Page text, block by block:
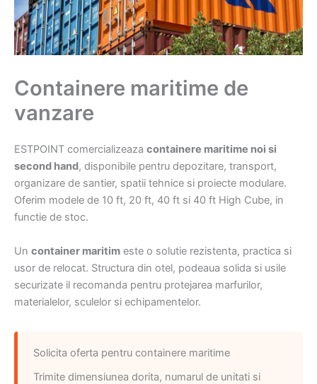
Containere maritime de
vanzare
ESTPOINT comercializeaza containere maritime noi si
second hand, disponibile pentru depozitare, transport,
organizare de santier, spatii tehnice si proiecte modulare.
Oferim modele de 10 ft, 20 ft, 40 ft si 40 ft High Cube, in
functie de stoc.
Un container maritim este o solutie rezistenta, practica si
usor de relocat. Structura din otel, podeaua solida si usile
securizate il recomanda pentru protejarea marfurilor,
materialelor, sculelor si echipamentelor.
Solicita oferta pentru containere maritime
Trimite dimensiunea dorita, numarul de unitati si